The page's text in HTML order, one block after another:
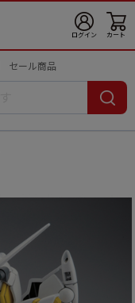
ログイン カート
セール商品